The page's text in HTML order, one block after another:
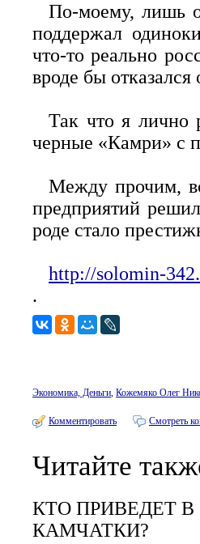
По-моему, лишь
поддержал
что-то реально
вроде бы отказался
Так что я лично
черные «Камри» с
Между прочим,
предприятий
роде стало
http://solomin-
.
Экономика, Деньги, Кожемяко Олег
Комментировать Смотреть
Читайте
КТО ПРИВЕДЕТ
КАМЧАТКИ?